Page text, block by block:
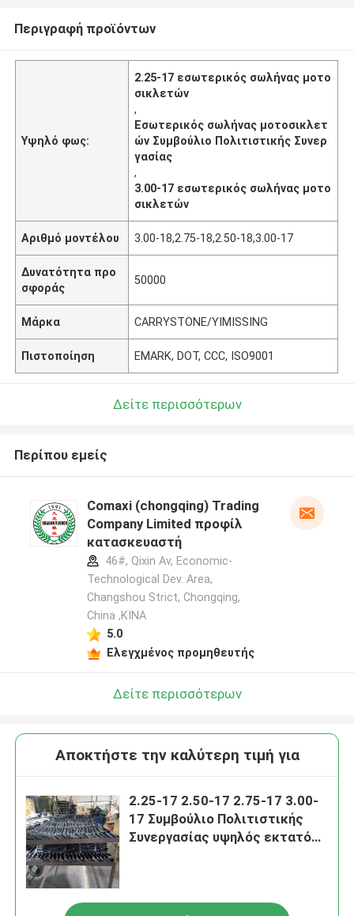
Περιγραφή προϊόντων
Υψηλό φως:
2.25-17 εσωτερικός σωλήνας μοτο
σικλετών
,
Εσωτερικός σωλήνας μοτοσικλετ
ών Συμβούλιο Πολιτιστικής Συνερ
γασίας
,
3.00-17 εσωτερικός σωλήνας μοτο
σικλετών
Αριθμό μοντέλου 3.00-18,2.75-18,2.50-18,3.00-17
Δυνατότητα προ
σφοράς
50000
Μάρκα CARRYSTONE/YIMISSING
Πιστοποίηση EMARK, DOT, CCC, ISO9001
Δείτε περισσότερων
Περίπου εμείς
Comaxi (chongqing) Trading
Company Limited προφίλ
κατασκευαστή
46#, Qixin Av, Economic-
Technological Dev. Area,
Changshou Strict, Chongqing,
China ,ΚΙΝΑ
5.0
Ελεγχμένος προμηθευτής
Δείτε περισσότερων
Αποκτήστε την καλύτερη τιμή για
2.25-17 2.50-17 2.75-17 3.00-
17 Συμβούλιο Πολιτιστικής
Συνεργασίας υψηλός εκτατός